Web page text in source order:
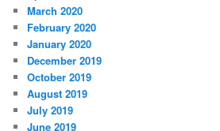
March 2020
February 2020
January 2020
December 2019
October 2019
August 2019
July 2019
June 2019